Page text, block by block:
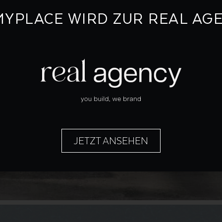
WIRD ZUR REAL
JETZT ANSEHEN